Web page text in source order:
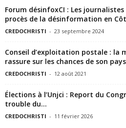
Forum désinfoxCI : Les
procès de la désinformation en
CREDOCHRISTI - 23 septembre 2024
Conseil d’exploitation postale : la
rassure sur les chances de son
CREDOCHRISTI - 12 août 2021
Élections à l’Unjci : Report du
trouble du...
CREDOCHRISTI - 11 février 2026